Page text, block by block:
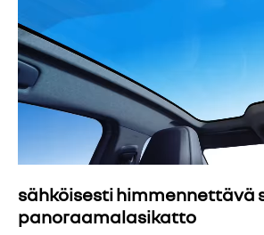
sähköisesti himmennettävä
panoraamalasikatto